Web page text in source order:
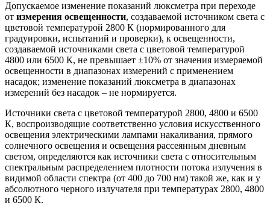
Допускаемое изменение показаний люксметра при переходе
от измерения освещенности, создаваемой источником света с
цветовой температурой 2800 К (нормированного для
градуировки, испытаний и проверки), к освещенности,
создаваемой источниками света с цветовой температурой
4800 или 6500 К, не превышает ±10% от значения измеряемой
освещенности в диапазонах измерений с применением
насадок; изменение показаний люксметра в диапазонах
измерений без насадок – не нормируется.
Источники света с цветовой температурой 2800, 4800 и 6500
К, воспроизводящие соответственно условия искусственного
освещения электрическими лампами накаливания, прямого
солнечного освещения и освещения рассеянным дневным
светом, определяются как источники света с относительным
спектральным распределением плотности потока излучения в
видимой области спектра (от 400 до 700 нм) такой же, как и у
абсолютного черного излучателя при температурах 2800, 4800
и 6500 К.